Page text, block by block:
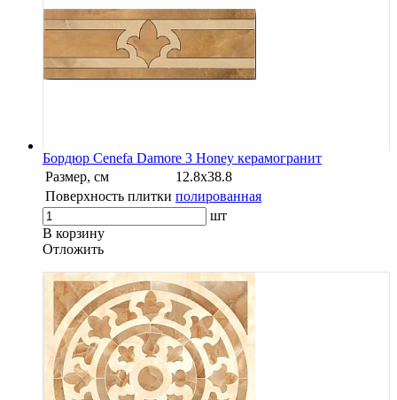
Бордюр Cenefa Damore 3 Honey керамогранит
Размер, см
12.8х38.8
Поверхность плитки полированная
шт
В корзину
Oтложить